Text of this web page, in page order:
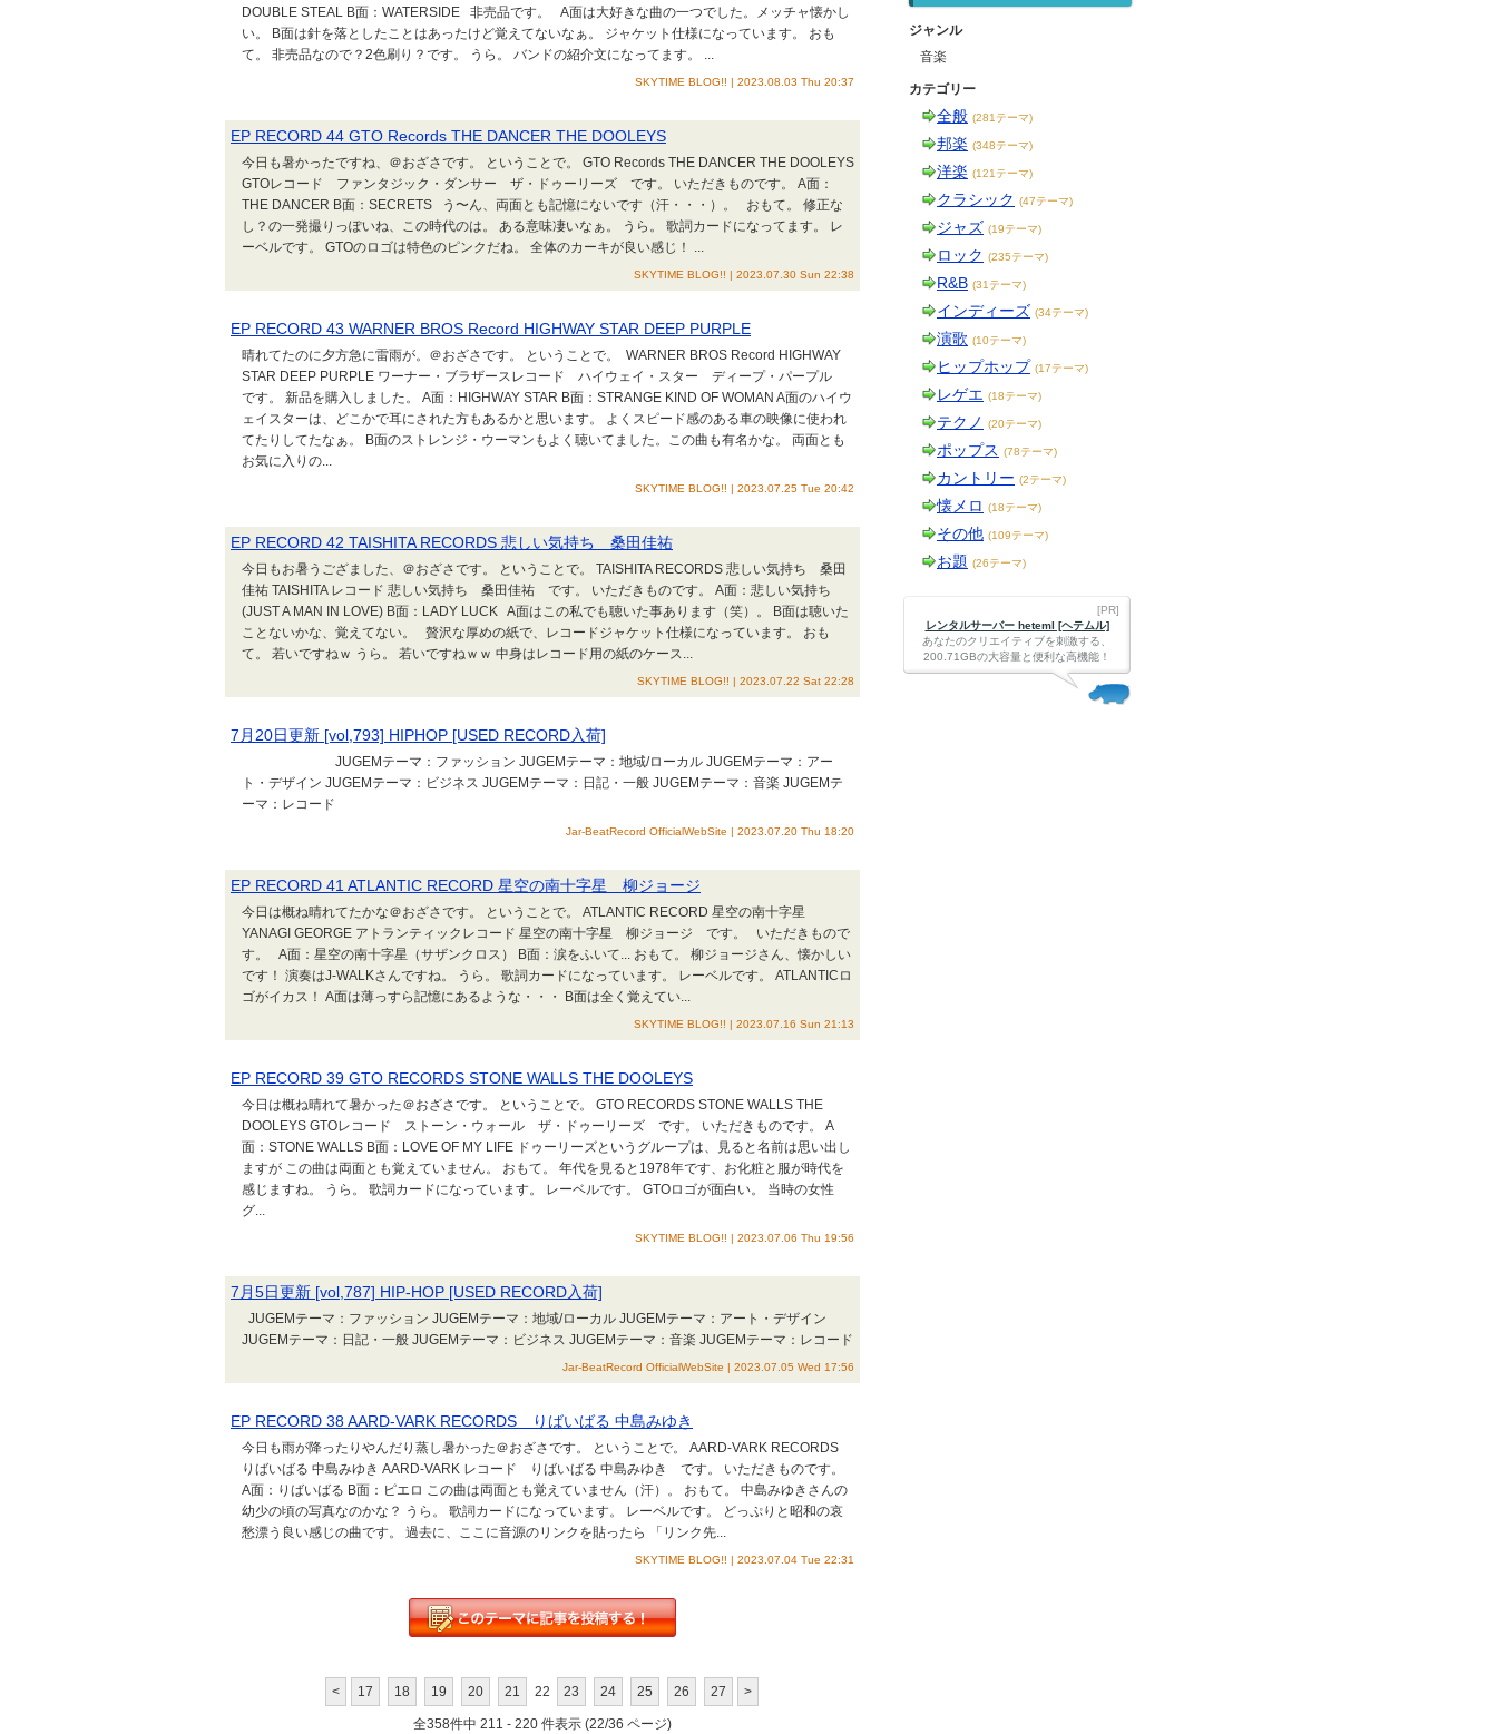
DOUBLE STEAL B面：WATERSIDE 非売品です。 A面は大好きな曲の一つでした。メッチャ懐かし
い。 B面は針を落としたことはあったけど覚えてないなぁ。 ジャケット仕様になっています。 おも
て。 非売品なので？2色刷り？です。 うら。 バンドの紹介文になってます。 ...
SKYTIME BLOG!! | 2023.08.03 Thu 20:37
EP RECORD 44 GTO Records THE DANCER THE DOOLEYS
今日も暑かったですね、＠おざさです。 ということで。 GTO Records THE DANCER THE DOOLEYS
GTOレコード ファンタジック・ダンサー ザ・ドゥーリーズ です。 いただきものです。 A面：
THE DANCER B面：SECRETS う〜ん、両面とも記憶にないです（汗・・・）。 おもて。 修正な
し？の一発撮りっぽいね、この時代のは。 ある意味凄いなぁ。 うら。 歌詞カードになってます。 レ
ーベルです。 GTOのロゴは特色のピンクだね。 全体のカーキが良い感じ！ ...
SKYTIME BLOG!! | 2023.07.30 Sun 22:38
EP RECORD 43 WARNER BROS Record HIGHWAY STAR DEEP PURPLE
晴れてたのに夕方急に雷雨が。＠おざさです。 ということで。 WARNER BROS Record HIGHWAY
STAR DEEP PURPLE ワーナー・ブラザースレコード ハイウェイ・スター ディープ・パープル
です。 新品を購入しました。 A面：HIGHWAY STAR B面：STRANGE KIND OF WOMAN A面のハイウ
ェイスターは、どこかで耳にされた方もあるかと思います。 よくスピード感のある車の映像に使われ
てたりしてたなぁ。 B面のストレンジ・ウーマンもよく聴いてました。この曲も有名かな。 両面とも
お気に入りの...
SKYTIME BLOG!! | 2023.07.25 Tue 20:42
EP RECORD 42 TAISHITA RECORDS 悲しい気持ち 桑田佳祐
今日もお暑うござました、＠おざさです。 ということで。 TAISHITA RECORDS 悲しい気持ち 桑田
佳祐 TAISHITA レコード 悲しい気持ち 桑田佳祐 です。 いただきものです。 A面：悲しい気持ち
(JUST A MAN IN LOVE) B面：LADY LUCK A面はこの私でも聴いた事あります（笑）。 B面は聴いた
ことないかな、覚えてない。 贅沢な厚めの紙で、レコードジャケット仕様になっています。 おも
て。 若いですねｗ うら。 若いですねｗｗ 中身はレコード用の紙のケース...
SKYTIME BLOG!! | 2023.07.22 Sat 22:28
7月20日更新 [vol,793] HIPHOP [USED RECORD入荷]
JUGEMテーマ：ファッション JUGEMテーマ：地域/ローカル JUGEMテーマ：アー
ト・デザイン JUGEMテーマ：ビジネス JUGEMテーマ：日記・一般 JUGEMテーマ：音楽 JUGEMテ
ーマ：レコード
Jar-BeatRecord OfficialWebSite | 2023.07.20 Thu 18:20
EP RECORD 41 ATLANTIC RECORD 星空の南十字星 柳ジョージ
今日は概ね晴れてたかな＠おざさです。 ということで。 ATLANTIC RECORD 星空の南十字星
YANAGI GEORGE アトランティックレコード 星空の南十字星 柳ジョージ です。 いただきもので
す。 A面：星空の南十字星（サザンクロス） B面：涙をふいて... おもて。 柳ジョージさん、懐かしい
です！ 演奏はJ-WALKさんですね。 うら。 歌詞カードになっています。 レーベルです。 ATLANTICロ
ゴがイカス！ A面は薄っすら記憶にあるような・・・ B面は全く覚えてい...
SKYTIME BLOG!! | 2023.07.16 Sun 21:13
EP RECORD 39 GTO RECORDS STONE WALLS THE DOOLEYS
今日は概ね晴れて暑かった＠おざさです。 ということで。 GTO RECORDS STONE WALLS THE
DOOLEYS GTOレコード ストーン・ウォール ザ・ドゥーリーズ です。 いただきものです。 A
面：STONE WALLS B面：LOVE OF MY LIFE ドゥーリーズというグループは、見ると名前は思い出し
ますが この曲は両面とも覚えていません。 おもて。 年代を見ると1978年です、お化粧と服が時代を
感じますね。 うら。 歌詞カードになっています。 レーベルです。 GTOロゴが面白い。 当時の女性
グ...
SKYTIME BLOG!! | 2023.07.06 Thu 19:56
7月5日更新 [vol,787] HIP-HOP [USED RECORD入荷]
JUGEMテーマ：ファッション JUGEMテーマ：地域/ローカル JUGEMテーマ：アート・デザイン
JUGEMテーマ：日記・一般 JUGEMテーマ：ビジネス JUGEMテーマ：音楽 JUGEMテーマ：レコード
Jar-BeatRecord OfficialWebSite | 2023.07.05 Wed 17:56
EP RECORD 38 AARD-VARK RECORDS りばいばる 中島みゆき
今日も雨が降ったりやんだり蒸し暑かった＠おざさです。 ということで。 AARD-VARK RECORDS
りばいばる 中島みゆき AARD-VARK レコード りばいばる 中島みゆき です。 いただきものです。
A面：りばいばる B面：ピエロ この曲は両面とも覚えていません（汗）。 おもて。 中島みゆきさんの
幼少の頃の写真なのかな？ うら。 歌詞カードになっています。 レーベルです。 どっぷりと昭和の哀
愁漂う良い感じの曲です。 過去に、ここに音源のリンクを貼ったら 「リンク先...
SKYTIME BLOG!! | 2023.07.04 Tue 22:31
< 17 18 19 20 21 22 23 24 25 26 27 >
全358件中 211 - 220 件表示 (22/36 ページ)
ジャンル
音楽
カテゴリー
全般 (281テーマ)
邦楽 (348テーマ)
洋楽 (121テーマ)
クラシック (47テーマ)
ジャズ (19テーマ)
ロック (235テーマ)
R&B (31テーマ)
インディーズ (34テーマ)
演歌 (10テーマ)
ヒップホップ (17テーマ)
レゲエ (18テーマ)
テクノ (20テーマ)
ポップス (78テーマ)
カントリー (2テーマ)
懐メロ (18テーマ)
その他 (109テーマ)
お題 (26テーマ)
[PR]
レンタルサーバー heteml [ヘテムル]
あなたのクリエイティブを刺激する、
200.71GBの大容量と便利な高機能！